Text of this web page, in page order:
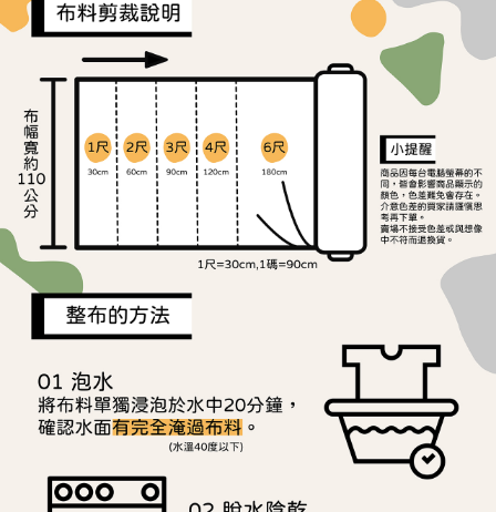
【「AFTEE先享後付」結帳流程】
１．於結帳方式選擇「AFTEE先享後付」後，將跳轉至「AFTEE先享後付」
結帳頁面，進行簡訊認證並確認金額後，即可完成結帳。
２．訂單成立數日內，您將收到繳費通知簡訊。
３．收到繳費通知簡訊後14天內，點擊此簡訊中的連結，可透過四大超商／
ATM／網路銀行／等多元方式進行付款，方視為交易完成。
※ 請注意：結帳手續完成當下不需立刻繳費，但若您需要取消訂單，請聯絡
購買商品的店家。未經商家同意取消之訂單仍視為有效，需透過AFTEE先享
後付繳納相關費用。
※ 交易是否成功請以「AFTEE先享後付 」之結帳頁面顯示為準，若有關於
是否繳費成功／繳費後需取消欲退款等相關疑問，請聯繫「AFTEE先享後付
客戶支援中心」 https://netprotections.freshdesk.com/support/home
【注意事項】
１．透過由恩沛科技股份有限公司提供之「AFTEE先享後付」服務完成之交
易，需依本服務之必要範圍內提供個人資料，並將交易相關給付款項請求債
權轉讓予恩沛科技股份有限公司。
https://aftee.tw/terms/#terms3
３．未成年的使用者請事先徵得法定代理人或監護人之同意方可使用
「AFTEE先享後付」，若未經同意申辦者引起之損失，本公司不負相關責
任。
４．使用「AFTEE先享後付」時，將依據個別帳號之用戶狀況，依本公司即
時審查核予不同之上限額度；若仍有額度不足之情形，本公司將視審查結果
請求用戶進行身份認證。
每筆NT$65，滿NT$1,500(含以上)免運費
每筆NT$65，滿NT$1,500(含以上)免運費
宅配
每筆NT$150，滿NT$1,500(含以上)免運費
離島宅配
每筆NT$240